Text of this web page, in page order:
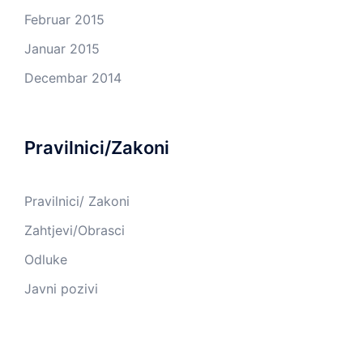
Februar 2015
Januar 2015
Decembar 2014
Pravilnici/Zakoni
Pravilnici/ Zakoni
Zahtjevi/Obrasci
Odluke
Javni pozivi